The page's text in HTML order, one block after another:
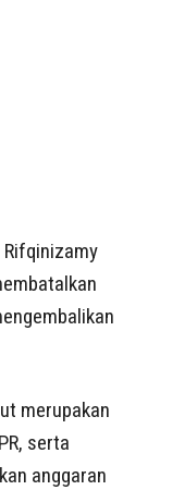
Rifqinizamy
merupakan
serta
anggaran